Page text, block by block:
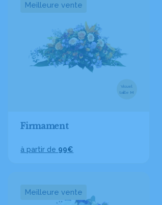
Meilleure vente
Visuel
taille M
Firmament
à partir de 99€
Meilleure vente